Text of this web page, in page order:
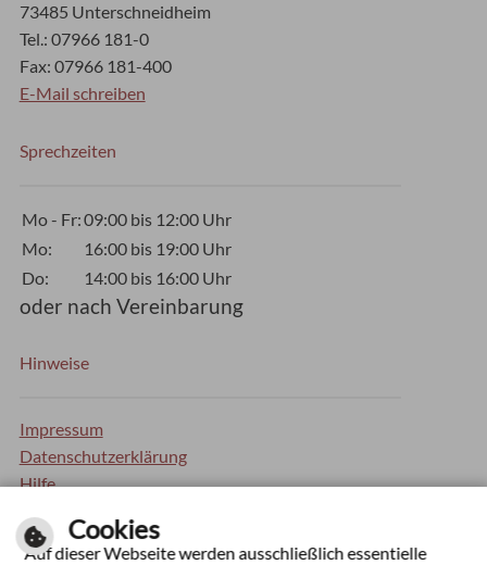
73485 Unterschneidheim
Tel.: 07966 181-0
Fax: 07966 181-400
E-Mail schreiben
Sprechzeiten
Mo - Fr:09:00 bis 12:00 Uhr
Mo:
16:00 bis 19:00 Uhr
Do:
14:00 bis 16:00 Uhr
oder nach Vereinbarung
Hinweise
Impressum
Datenschutzerklärung
Hilfe
Barrierefreiheit
Cookies
Auf dieser Webseite werden ausschließlich essentielle